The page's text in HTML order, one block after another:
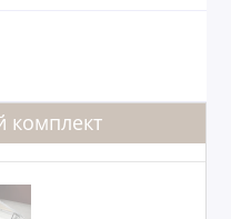
комплект